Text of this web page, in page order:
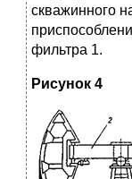
скважинного
фильтра 1.
Рисунок 4